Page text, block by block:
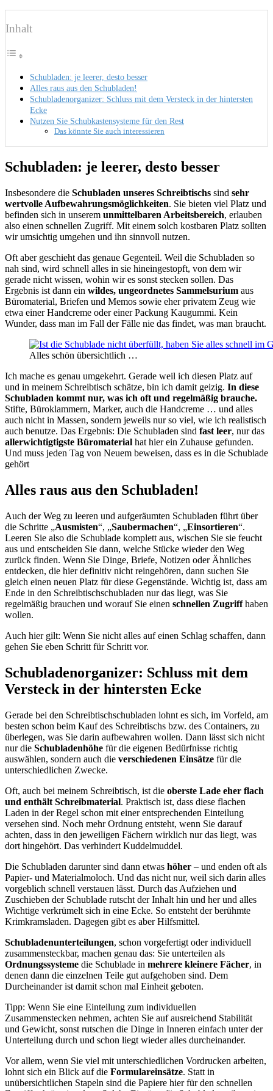
Inhalt
Schubladen: je leerer, desto besser
Alles raus aus den Schubladen!
Schubladenorganizer: Schluss mit dem Versteck in der hintersten
Ecke
Nutzen Sie Schubkastensysteme für den Rest
Das könnte Sie auch interessieren
Schubladen: je leerer, desto besser
Insbesondere die Schubladen unseres Schreibtischs sind sehr
wertvolle Aufbewahrungsmöglichkeiten. Sie bieten viel Platz und
befinden sich in unserem unmittelbaren Arbeitsbereich, erlauben
also einen schnellen Zugriff. Mit einem solch kostbaren Platz sollten
wir umsichtig umgehen und ihn sinnvoll nutzen.
Oft aber geschieht das genaue Gegenteil. Weil die Schubladen so
nah sind, wird schnell alles in sie hineingestopft, von dem wir
gerade nicht wissen, wohin wir es sonst stecken sollen. Das
Ergebnis ist dann ein wildes, ungeordnetes Sammelsurium aus
Büromaterial, Briefen und Memos sowie eher privatem Zeug wie
etwa einer Handcreme oder einer Packung Kaugummi. Kein
Wunder, dass man im Fall der Fälle nie das findet, was man braucht.
Alles schön übersichtlich …
Ich mache es genau umgekehrt. Gerade weil ich diesen Platz auf
und in meinem Schreibtisch schätze, bin ich damit geizig. In diese
Schubladen kommt nur, was ich oft und regelmäßig brauche.
Stifte, Büroklammern, Marker, auch die Handcreme … und alles
auch nicht in Massen, sondern jeweils nur so viel, wie ich realistisch
auch benutze. Das Ergebnis: Die Schubladen sind fast leer, nur das
allerwichtigtigste Büromaterial hat hier ein Zuhause gefunden.
Und muss jeden Tag von Neuem beweisen, dass es in die Schublade
gehört
Alles raus aus den Schubladen!
Auch der Weg zu leeren und aufgeräumten Schubladen führt über
die Schritte „Ausmisten“, „Saubermachen“, „Einsortieren“.
Leeren Sie also die Schublade komplett aus, wischen Sie sie feucht
aus und entscheiden Sie dann, welche Stücke wieder den Weg
zurück finden. Wenn Sie Dinge, Briefe, Notizen oder Ähnliches
entdecken, die hier definitiv nicht reingehören, dann suchen Sie
gleich einen neuen Platz für diese Gegenstände. Wichtig ist, dass am
Ende in den Schreibtischschubladen nur das liegt, was Sie
regelmäßig brauchen und worauf Sie einen schnellen Zugriffhaben
wollen.
Auch hier gilt: Wenn Sie nicht alles auf einen Schlag schaffen, dann
gehen Sie eben Schritt für Schritt vor.
Schubladenorganizer: Schluss mit dem
Versteck in der hintersten Ecke
Gerade bei den Schreibtischschubladen lohnt es sich, im Vorfeld, am
besten schon beim Kauf des Schreibtischs bzw. des Containers, zu
überlegen, was Sie darin aufbewahren wollen. Dann lässt sich nicht
nur die Schubladenhöhe für die eigenen Bedürfnisse richtig
auswählen, sondern auch die verschiedenen Einsätze für die
unterschiedlichen Zwecke.
Oft, auch bei meinem Schreibtisch, ist die oberste Lade eher flach
und enthält Schreibmaterial. Praktisch ist, dass diese flachen
Laden in der Regel schon mit einer entsprechenden Einteilung
versehen sind. Noch mehr Ordnung entsteht, wenn Sie darauf
achten, dass in den jeweiligen Fächern wirklich nur das liegt, was
dort hingehört. Das verhindert Kuddelmuddel.
Die Schubladen darunter sind dann etwas höher – und enden oft als
Papier- und Materialmoloch. Und das nicht nur, weil sich darin alles
vorgeblich schnell verstauen lässt. Durch das Aufziehen und
Zuschieben der Schublade rutscht der Inhalt hin und her und alles
Wichtige verkrümelt sich in eine Ecke. So entsteht der berühmte
Krimkramsladen. Dagegen gibt es aber Hilfsmittel.
Schubladenunterteilungen, schon vorgefertigt oder individuell
zusammensteckbar, machen genau das: Sie unterteilen als
Ordnungssysteme die Schublade in mehrere kleinere Fächer, in
denen dann die einzelnen Teile gut aufgehoben sind. Dem
Durcheinander ist damit schon mal Einheit geboten.
Tipp: Wenn Sie eine Einteilung zum individuellen
Zusammenstecken nehmen, achten Sie auf ausreichend Stabilität
und Gewicht, sonst rutschen die Dinge in Inneren einfach unter der
Unterteilung durch und schon liegt wieder alles durcheinander.
Vor allem, wenn Sie viel mit unterschiedlichen Vordrucken arbeiten,
lohnt sich ein Blick auf die Formulareinsätze. Statt in
unübersichtlichen Stapeln sind die Papiere hier für den schnellen